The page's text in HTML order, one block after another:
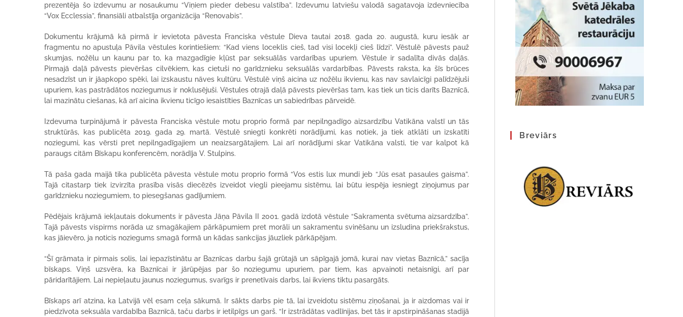
prezentēja šo izdevumu ar nosaukumu “Viņiem pieder debesu valstība”. Izdevumu latviešu valodā sagatavoja izdevniecība
“Vox Ecclessia”, finansiāli atbalstīja organizācija “Renovabis”.
Dokumentu krājumā kā pirmā ir ievietota pāvesta Franciska vēstule Dieva tautai 2018. gada 20. augustā, kuru iesāk ar
fragmentu no apustuļa Pāvila vēstules korintiešiem: “Kad viens loceklis cieš, tad visi locekļi cieš līdzi”. Vēstulē pāvests pauž
skumjas, nožēlu un kaunu par to, ka mazgadīgie kļūst par seksuālās vardarības upuriem. Vēstule ir sadalīta divās daļās.
Pirmajā daļā pāvests pievēršas cilvēkiem, kas cietuši no garīdznieku seksuālās vardarbības. Pāvests raksta, ka šīs brūces
nesadzīst un ir jāapkopo spēki, lai izskaustu nāves kultūru. Vēstulē viņš aicina uz nožēlu ikvienu, kas nav savlaicīgi palīdzējuši
upuriem, kas pastrādātos noziegumus ir noklusējuši. Vēstules otrajā daļā pāvests pievēršas tam, kas tiek un ticis darīts Baznīcā,
lai mazinātu ciešanas, kā arī aicina ikvienu ticīgo iesaistīties Baznīcas un sabiedrības pārveidē.
Izdevuma turpinājumā ir pāvesta Franciska vēstule motu proprio formā par nepilngadīgo aizsardzību Vatikāna valstī un tās
struktūrās, kas publicēta 2019. gada 29. martā. Vēstulē sniegti konkrēti norādījumi, kas notiek, ja tiek atklāti un izskatīti
noziegumi, kas vērsti pret nepilngadīgajiem un neaizsargātajiem. Lai arī norādījumi skar Vatikāna valsti, tie var kalpot kā
paraugs citām Bīskapu konferencēm, norādīja V. Stulpins.
Tā paša gada maijā tika publicēta pāvesta vēstule motu proprio formā “Vos estis lux mundi jeb “Jūs esat pasaules gaisma”.
Tajā citastarp tiek izvirzīta prasība visās diecēzēs izveidot viegli pieejamu sistēmu, lai būtu iespēja iesniegt ziņojumus par
garīdznieku noziegumiem, to piesegšanas gadījumiem.
Pēdējais krājumā iekļautais dokuments ir pāvesta Jāņa Pāvila II 2001. gadā izdotā vēstule “Sakramenta svētuma aizsardzība”.
Tajā pāvests vispirms norāda uz smagākajiem pārkāpumiem pret morāli un sakramentu svinēšanu un izsludina priekšrakstus,
kas jāievēro, ja noticis noziegums smagā formā un kādas sankcijas jāuzliek pārkāpējam.
“Šī grāmata ir pirmais solis, lai iepazīstinātu ar Baznīcas darbu šajā grūtajā un sāpīgajā jomā, kurai nav vietas Baznīcā,” sacīja
bīskaps. Viņš uzsvēra, ka Baznīcai ir jārūpējas par šo noziegumu upuriem, par tiem, kas apvainoti netaisnīgi, arī par
pāridarītājiem. Lai nepieļautu jaunus noziegumus, svarīgs ir prenetīvais darbs, lai ikviens tiktu pasargāts.
Bīskaps arī atzina, ka Latvijā vēl esam ceļa sākumā. Ir sākts darbs pie tā, lai izveidotu sistēmu ziņošanai, ja ir aizdomas vai ir
piedzīvota seksuāla vardabība Baznīcā, taču darbs ir ietilpīgs un garš. “Ir izstrādātas vadlīnijas, bet tās ir apstirpināšanas stadijā
Breviārs